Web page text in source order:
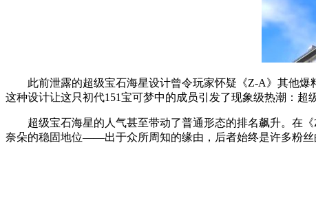
此前泄露的超级宝石海星设计曾令玩家怀疑《Z-A》其他爆
这种设计让这只初代151宝可梦中的成员引发了现象级热潮：
超级宝石海星的人气甚至带动了普通形态的排名飙升。在《
奈朵的稳固地位——出于众所周知的缘由，后者始终是许多粉丝